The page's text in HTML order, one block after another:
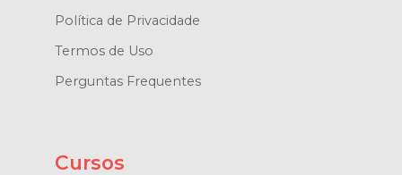
Política de Privacidade
Termos de Uso
Perguntas Frequentes
Cursos